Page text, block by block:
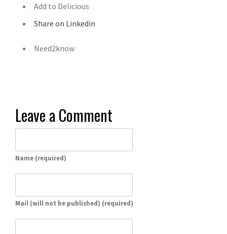
Add to Delicious
Share on Linkedin
Need2know
Leave a Comment
Name (required)
Mail (will not be published) (required)